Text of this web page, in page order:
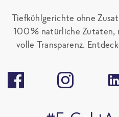
Tiefkühlgerichte ohne
100 % natürliche Zutaten,
volle Transparenz.